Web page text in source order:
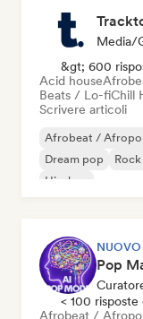
Media/
&gt; 600
Acid house
Beats / Lo-fiChill
Scrivere articoli
Afrobeat /
Dream pop
Hip-hop
NUOVO
< 100 risposte
Afrobeat /